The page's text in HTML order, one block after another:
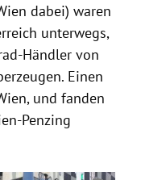
dabei) waren
unterwegs,
Händler von
Einen
, und fanden
Penzing